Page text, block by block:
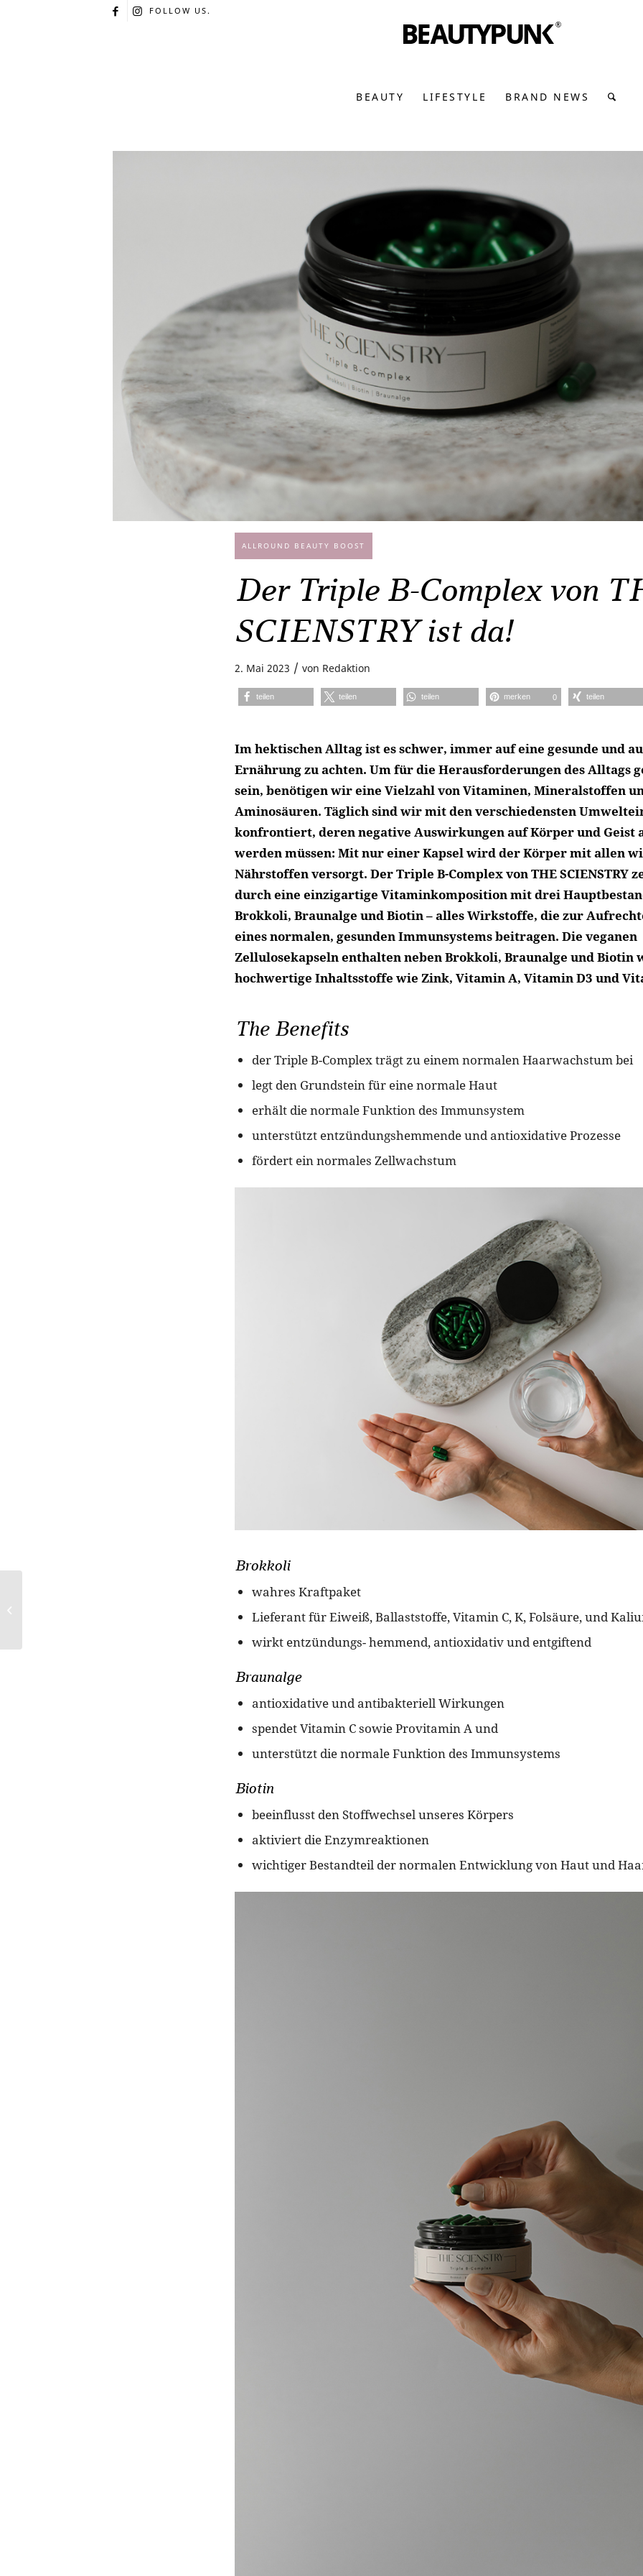
FOLLOW US.
BEAUTY LIFESTYLE BRAND NEWS
ALLROUND BEAUTY BOOST
Der Triple B-Complex von
SCIENSTRY ist da!
2. Mai 2023 / von Redaktion
teilen teilen teilen merken 0 teilen
Im hektischen Alltag ist es schwer, immer auf eine gesunde und
Ernährung zu achten. Um für die Herausforderungen des Alltags
sein, benötigen wir eine Vielzahl von Vitaminen, Mineralstoffen
Aminosäuren. Täglich sind wir mit den verschiedensten
konfrontiert, deren negative Auswirkungen auf Körper und Geist
werden müssen: Mit nur einer Kapsel wird der Körper mit allen
Nährstoffen versorgt. Der Triple B-Complex von THE SCIENSTRY
durch eine einzigartige Vitaminkomposition mit drei
Brokkoli, Braunalge und Biotin – alles Wirkstoffe, die zur
eines normalen, gesunden Immunsystems beitragen. Die veganen
Zellulosekapseln enthalten neben Brokkoli, Braunalge und Biotin
hochwertige Inhaltsstoffe wie Zink, Vitamin A, Vitamin D3 und
The Benefits
der Triple B-Complex trägt zu einem normalen Haarwachstum bei
legt den Grundstein für eine normale Haut
erhält die normale Funktion des Immunsystem
unterstützt entzündungshemmende und antioxidative Prozesse
fördert ein normales Zellwachstum
Brokkoli
wahres Kraftpaket
Lieferant für Eiweiß, Ballaststoffe, Vitamin C, K, Folsäure, und
wirkt entzündungs- hemmend, antioxidativ und entgiftend
Braunalge
antioxidative und antibakteriell Wirkungen
spendet Vitamin C sowie Provitamin A und
unterstützt die normale Funktion des Immunsystems
Biotin
beeinflusst den Stoffwechsel unseres Körpers
aktiviert die Enzymreaktionen
wichtiger Bestandteil der normalen Entwicklung von Haut und